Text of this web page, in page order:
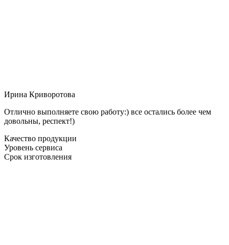
Ирина Криворотова
Отлично выполняете свою работу:) все остались более чем
довольны, респект!)
Качество продукции
Уровень сервиса
Срок изготовления